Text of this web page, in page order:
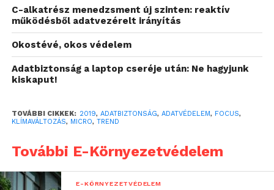
keresnének azonnali, hatékony megoldást az
érzékeny információk betonbiztos védelmére. Ezért
amikor az IT-biztonsági szakértők az adatbiztonság
fontosságáról beszélnek, az arra hasonlít, mint
amikor a tudósok megpróbálják felhívni a figyelmet
a globális felmelegedés okozta problémákra, illetve
megfelelő lépéseket a klímaváltozás megfékezésére,
Meleg helyzet mindenhol
Valamelyest már változóban van a felfogás az
C-alkatrész menedzsment új szinten: reaktív
működésből adatvezérelt irányítás
Okostévé, okos védelem
Adatbiztonság a laptop cseréje után: Ne hagyjunk
kiskaput!
TOVÁBBI CIKKEK: 2019, ADATBIZTONSÁG, ADATVÉDELEM, FOCUS,
KLÍMAVÁLTOZÁS, MICRO, TREND
További E-Környezetvédelem
E-KÖRNYEZETVÉDELEM